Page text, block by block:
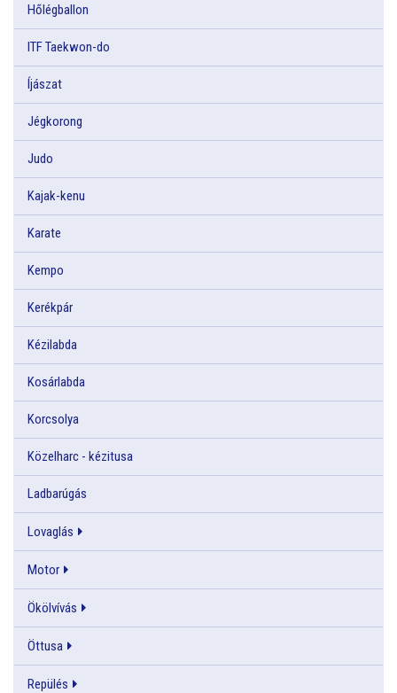
Hőlégballon
ITF Taekwon-do
Íjászat
Jégkorong
Judo
Kajak-kenu
Karate
Kempo
Kerékpár
Kézilabda
Kosárlabda
Korcsolya
Közelharc - kézitusa
Ladbarúgás
Lovaglás
Motor
Ökölvívás
Öttusa
Repülés